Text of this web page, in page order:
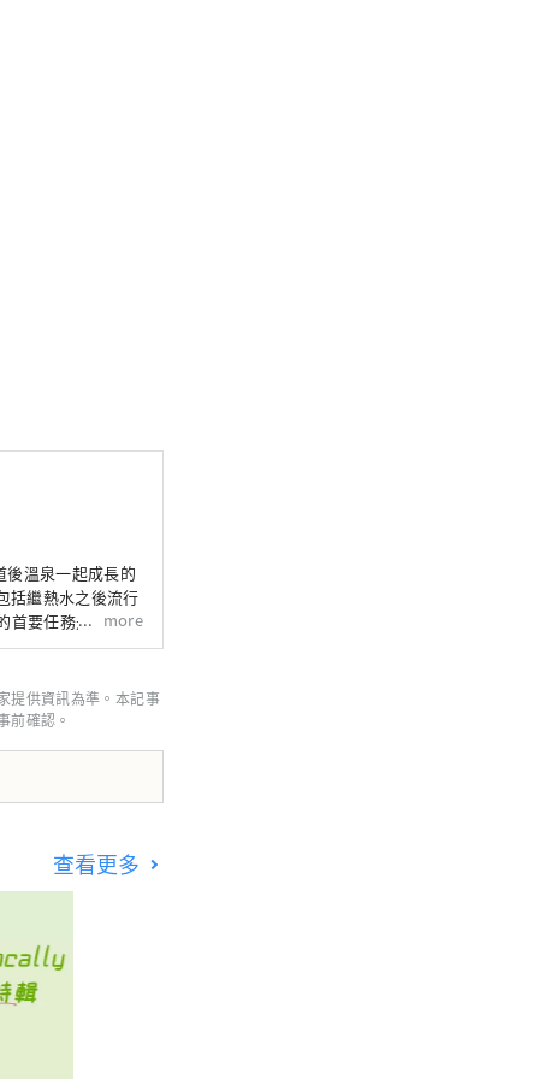
後溫泉一起成長的
繼熱水之後流行
要任務是讓每位
」。
more
提供資訊為準。本記事
前確認。
查看更多